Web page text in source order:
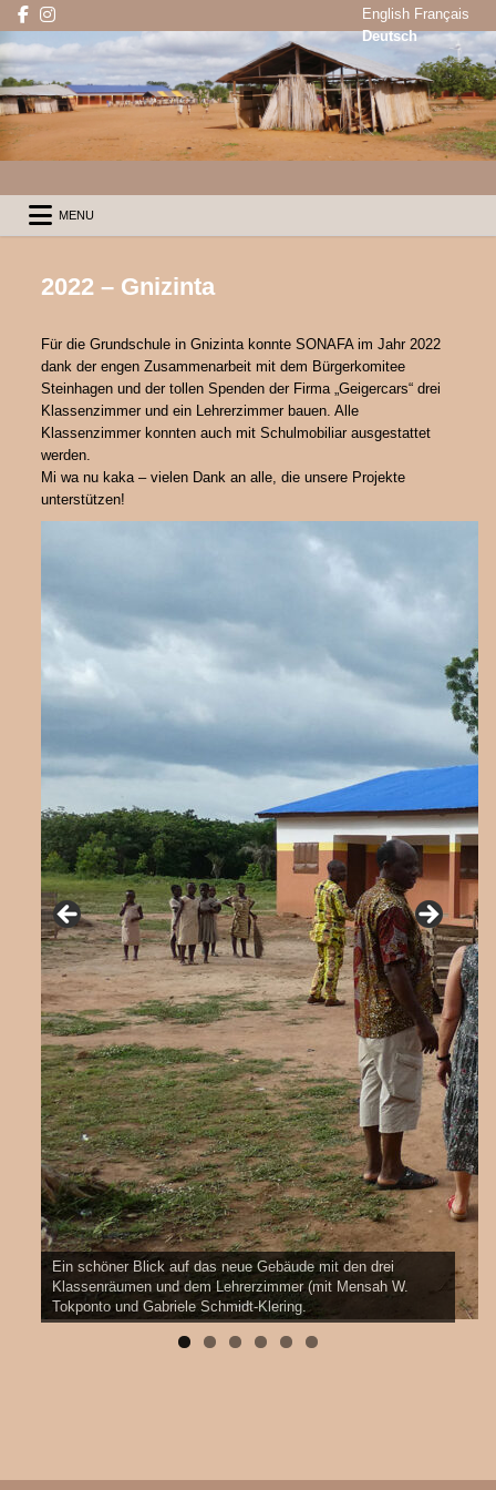
Skip
to
content
SONAFAeine bessere Zukunft für
MENU
2022 – Gnizinta
Für die Grundschule in Gnizinta konnte SONAFA im Jahr 2022
dank der engen Zusammenarbeit mit dem Bürgerkomitee
Steinhagen und der tollen Spenden der Firma „Geigercars“ drei
Klassenzimmer und ein Lehrerzimmer bauen. Alle
Klassenzimmer konnten auch mit Schulmobiliar ausgestattet
werden.
Mi wa nu kaka – vielen Dank an alle, die unsere Projekte
unterstützen!
Ein schöner Blick auf das neue Gebäude mit den drei
Klassenräumen und dem Lehrerzimmer (mit Mensah W.
Tokponto und Gabriele Schmidt-Klering.
English Français
Deutsch